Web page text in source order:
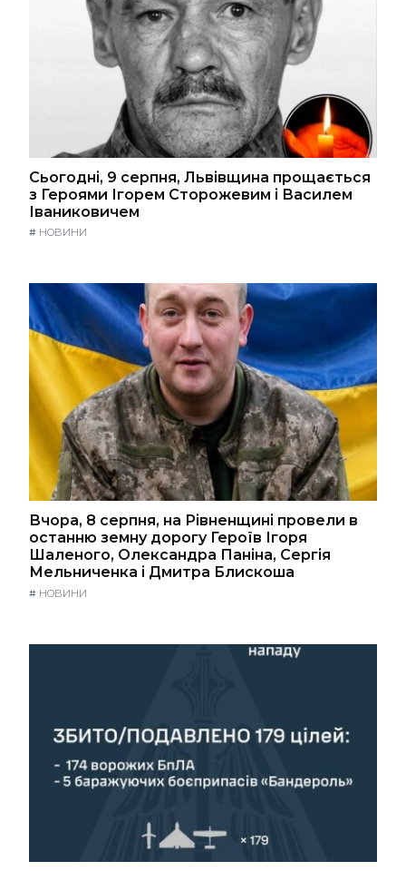
Сьогодні, 9 серпня, Львівщина прощається
з Героями Ігорем Сторожевим і Василем
Іваниковичем
# НОВИНИ
Вчора, 8 серпня, на Рівненщині провели в
останню земну дорогу Героїв Ігоря
Шаленого, Олександра Паніна, Сергія
Мельниченка і Дмитра Блискоша
# НОВИНИ